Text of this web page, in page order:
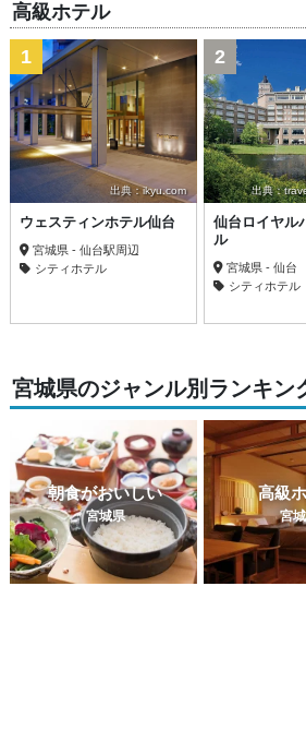
高級ホテル
出典：ikyu.com
1
ウェスティンホテル仙台
宮城県 - 仙台駅周辺
シティホテル
出典：
2
仙台ロイヤル
ル
宮城県 - 仙台
シティホテル
宮城県のジャンル別ランキン
朝食がおいしい
宮城県
高級
宮